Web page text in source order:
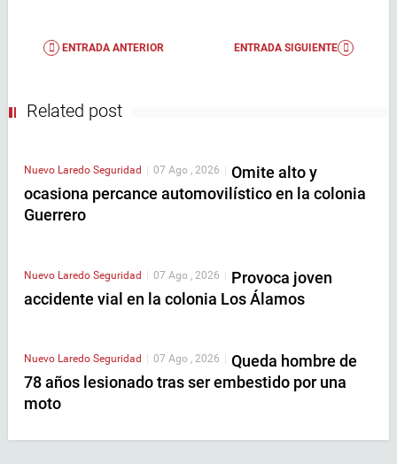
ENTRADA ANTERIOR ENTRADA SIGUIENTE
Related post
Nuevo Laredo Seguridad 07 Ago , 2026
Omite alto y
ocasiona percance automovilístico en la colonia
Guerrero
Nuevo Laredo Seguridad | 07 Ago , 2026 | Provoca joven
accidente vial en la colonia Los Álamos
Nuevo Laredo Seguridad 07 Ago , 2026
Queda hombre de
78 años lesionado tras ser embestido por una
moto